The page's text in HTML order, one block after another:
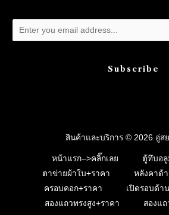
Subscribe
สินค้าและบริการ © 2026 อู่ส
หน้าแรก–>คลิ๊กเลย
ตู้ทึบอลู
ตาข่ายผ้าใบ+ราคา
หลังคาด้
ครอบคอก+ราคา
เปิดรอบด้า
สองแถวทรงสูง+ราคา
สองแถ